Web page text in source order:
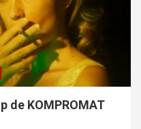
de KOMPROMAT